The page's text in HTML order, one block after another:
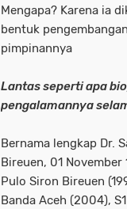
Mengapa? Karena ia
bentuk
pimpinannya
Lantas seperti apa
pengalamannya
Bernama lengkap Dr.
Bireuen, 01
Pulo Siron Bireuen
Banda Aceh (2004),